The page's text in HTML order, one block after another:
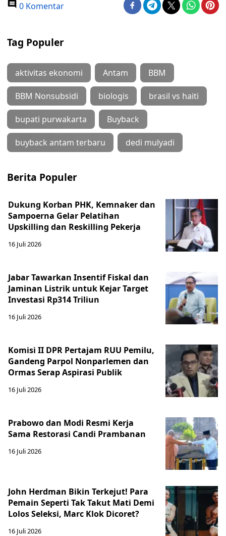
0 Komentar
Tag Populer
aktivitas ekonomi Antam BBM
BBM Nonsubsidi biologis brasil vs haiti
bupati purwakarta Buyback
buyback antam terbaru dedi mulyadi
Berita Populer
Dukung Korban PHK, Kemnaker dan
Sampoerna Gelar Pelatihan
Upskilling dan Reskilling Pekerja
16 Juli 2026
Jabar Tawarkan Insentif Fiskal dan
Jaminan Listrik untuk Kejar Target
Investasi Rp314 Triliun
16 Juli 2026
Komisi II DPR Pertajam RUU Pemilu,
Gandeng Parpol Nonparlemen dan
Ormas Serap Aspirasi Publik
16 Juli 2026
Prabowo dan Modi Resmi Kerja
Sama Restorasi Candi Prambanan
16 Juli 2026
John Herdman Bikin Terkejut! Para
Pemain Seperti Tak Takut Mati Demi
Lolos Seleksi, Marc Klok Dicoret?
16 Juli 2026